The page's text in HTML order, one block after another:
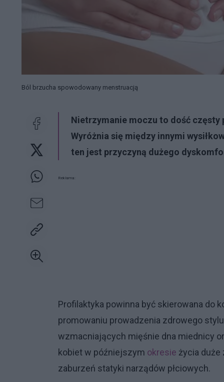
Ból brzucha spowodowany menstruacją
Nietrzymanie moczu to dość częsty
Wyróżnia się między innymi
ten jest przyczyną dużego
Reklama:
Profilaktyka powinna być skierowana do
promowaniu prowadzenia zdrowego
wzmacniających mięśnie dna miednicy
kobiet w późniejszym okresie życia
zaburzeń statyki narządów płciowych.